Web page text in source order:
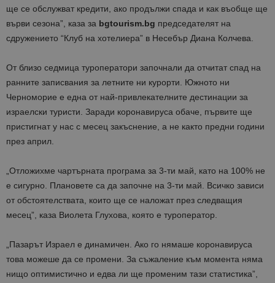
ще се обслужват кредити, ако продължи спада и как въобще ще
върви сезона”, каза за bgtourism.bg председателят на
сдружението “Клуб на хотелиера” в Несебър Диана Колчева.
От близо седмица туроператори започнали да отчитат спад на
ранните записвания за летните ни курорти. Южното ни
Черноморие е една от най-привлекателните дестинации за
израелски туристи. Заради коронавируса обаче, първите ще
пристигнат у нас с месец закъснение, а не както предни години
през април.
„Отложихме чартърната програма за 3-ти май, като на 100% не
е сигурно. Плановете са да започне на 3-ти май. Всичко зависи
от обстоятелствата, които ще се наложат през следващия
месец”, каза Виолета Глухова, която е туроператор.
„Пазарът Израел е динамичен. Ако го нямаше коронавируса
това можеше да се промени. За съжаление към момента няма
нищо оптимистично и едва ли ще променим тази статистика”,